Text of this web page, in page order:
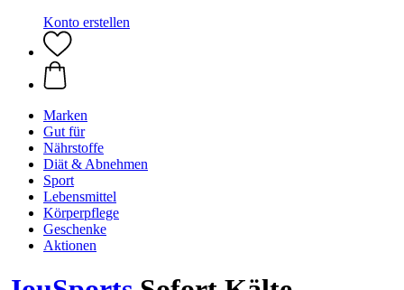
Konto erstellen
Marken
Gut für
Nährstoffe
Diät & Abnehmen
Sport
Lebensmittel
Körperpflege
Geschenke
Aktionen